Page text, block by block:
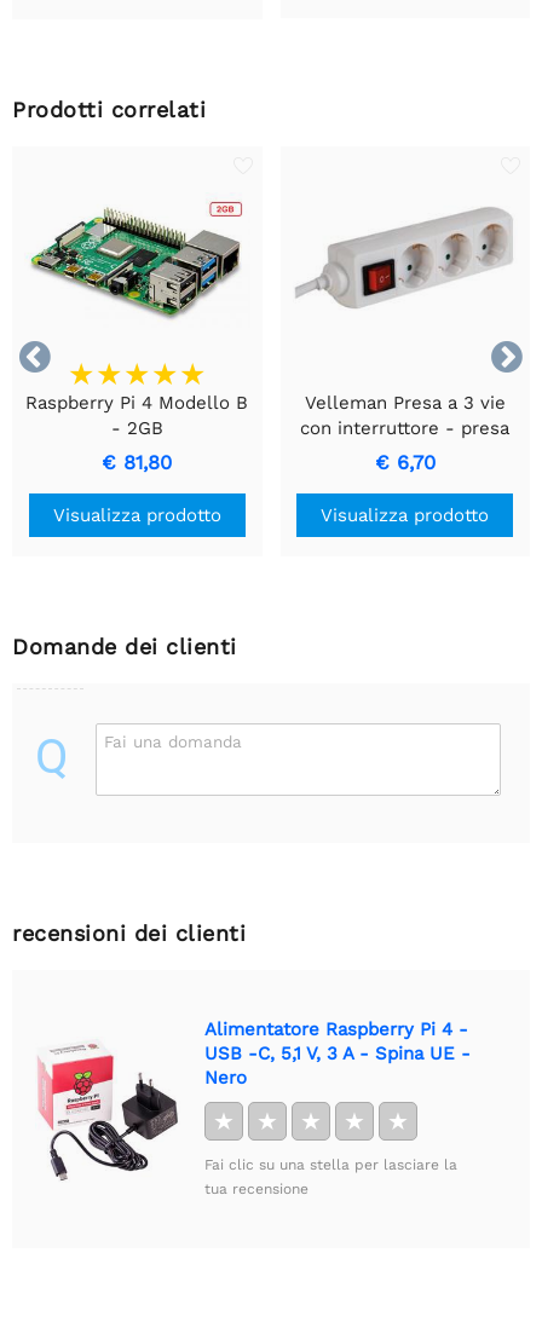
Prodotti correlati


Raspberry Pi 4 Modello B
- 2GB
€ 81,80
Visualizza prodotto
Velleman Presa a 3 vie
con interruttore - presa
tedesca
€ 6,70
Visualizza prodotto
Domande dei clienti
Q Fai una domanda
recensioni dei clienti
Alimentatore Raspberry Pi 4 -
USB -C, 5,1 V, 3 A - Spina UE -
Nero
★ ★ ★ ★ ★
Fai clic su una stella per lasciare la
tua recensione